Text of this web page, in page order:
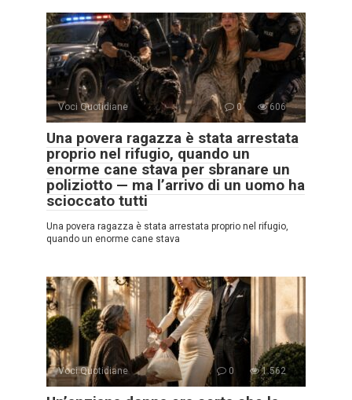
Voci Quotidiane 0 606
Una povera ragazza è stata arrestata
proprio nel rifugio, quando un
enorme cane stava per sbranare un
poliziotto — ma l’arrivo di un uomo ha
scioccato tutti
Una povera ragazza è stata arrestata proprio nel rifugio,
quando un enorme cane stava
Voci Quotidiane 0 1.562